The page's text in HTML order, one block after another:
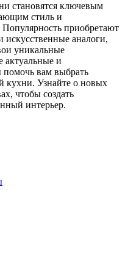
становятся ключевым
стиль и
приобретают
искусственные аналоги,
уникальные
актуальные и
помочь вам выбрать
кухни. Узнайте о новых
чтобы создать
интерьер.